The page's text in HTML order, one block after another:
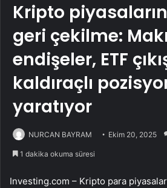
Kripto
geri çekilme:
endişeler, ETF
kaldıraçlı
yaratıyor
NURCAN BAYRAM Ekim 20, 2025
1 dakika okuma süresi
Investing.com – Kripto para